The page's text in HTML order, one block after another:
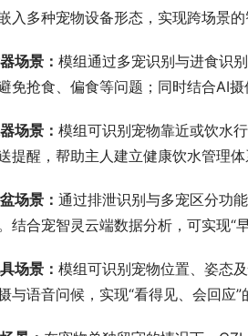
入多种宠物设备形态，实现跨场景的
场景： 模组通过多宠识别与进食识
免抢食、偏食等问题；同时结合AI
场景： 模组可识别宠物靠近或饮水
提醒，帮助主人建立健康饮水管理体
场景： 通过排泄识别与多宠区分功
结合宠智灵云端数据分析，可实现“
场景： 模组可识别宠物位置、姿态
与语音问候，实现“看得见、会回应”